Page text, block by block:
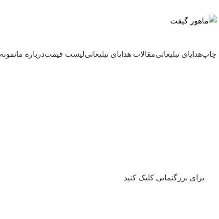
چاپهدایای تبلیغاتیمقالات هدایای تبلیغاتیلیست قیمتدرباره ما
برای بزرگنمایی کلیک کنید